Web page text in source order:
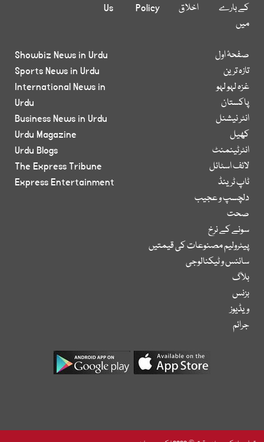
کے بارے
میں
اخلاق
Policy
Us
صفحۂ اول
تازہ ترین
غزہ لہو لہو
پاکستان
انٹر نیشنل
کھیل
انٹرٹینمنٹ
لائف اسٹائل
ٹاپ ٹرینڈ
دلچسپ و عجیب
صحت
سونے کے نرخ
پیٹرولیم مصنوعات کی قیمتیں
سائنس و ٹیکنالوجی
بلاگ
بزنس
ویڈیوز
جرائم
Showbiz News in Urdu
Sports News in Urdu
International News in
Urdu
Business News in Urdu
Urdu Magazine
Urdu Blogs
The Express Tribune
Express Entertainment